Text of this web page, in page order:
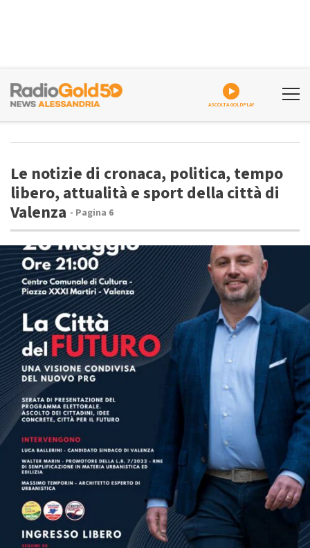
Le notizie di cronaca, politica, tempo
libero, attualità e sport della città di
Valenza - Pagina 6